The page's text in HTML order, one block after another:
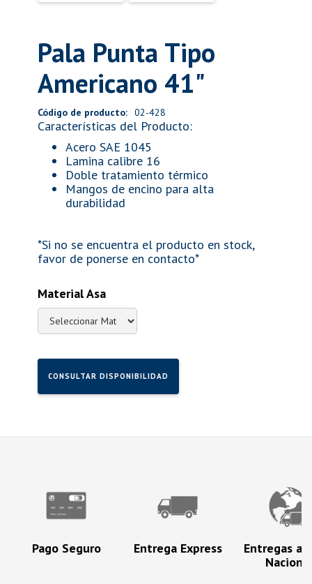
Pala Punta Tipo
Americano 41"
Código de producto: 02-428
Características del Producto:
Acero SAE 1045
Lamina calibre 16
Doble tratamiento térmico
Mangos de encino para alta
durabilidad
*Si no se encuentra el producto en stock,
favor de ponerse en contacto*
Material Asa
CONSULTAR DISPONIBILIDAD
Pago Seguro Entrega Express
Entregas a
Nacional